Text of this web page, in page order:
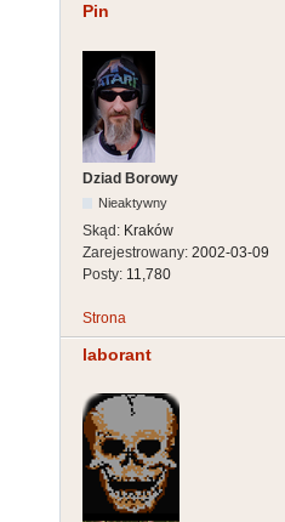
Pin
Dziad Borowy
Nieaktywny
Skąd: Kraków
Zarejestrowany: 2002-03-09
Posty: 11,780
Strona
laborant